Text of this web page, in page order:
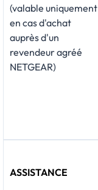
(valable uniquement
en cas d'achat
auprès d'un
revendeur agréé
NETGEAR)
ASSISTANCE